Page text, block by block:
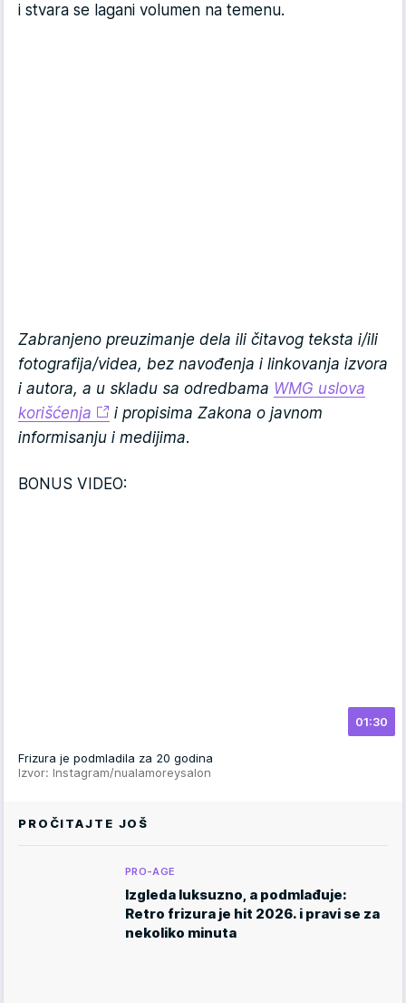
i stvara se lagani volumen na temenu.
Zabranjeno preuzimanje dela ili čitavog teksta i/ili
fotografija/videa, bez navođenja i linkovanja izvora
i autora, a u skladu sa odredbama WMG uslova
korišćenja
i propisima Zakona o javnom
informisanju i medijima.
BONUS VIDEO:
01:30
Frizura je podmladila za 20 godina
Izvor: Instagram/nualamoreysalon
PROČITAJTE JOŠ
PRO-AGE
Izgleda luksuzno, a podmlađuje:
Retro frizura je hit 2026. i pravi se za
nekoliko minuta